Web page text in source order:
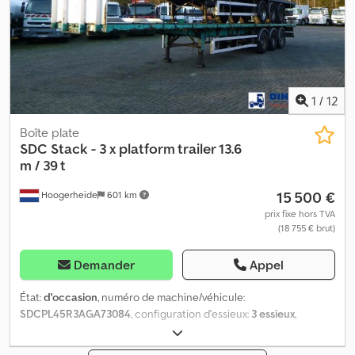
1 / 12
Hoogerheide 601 km
Boîte plate
SDC Stack - 3 x platform trailer 13.6
m / 39 t
15 500 €
prix fixe hors TVA
(18 755 € brut)
Demander Appel
État:d'occasion, numéro de machine/véhicule:
SDCPL45R3AGA73084, configuration d'essieux: 3 essieux,
01/2007
largeur totale:2 550 mm, hauteur totale:4 000 mm, suspension: